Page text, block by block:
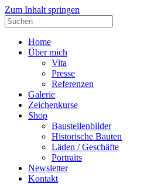
Zum Inhalt springen
Suche
nach:
Home
Über mich
Vita
Presse
Referenzen
Galerie
Zeichenkurse
Shop
Baustellenbilder
Historische Bauten
Läden / Geschäfte
Portraits
Newsletter
Kontakt